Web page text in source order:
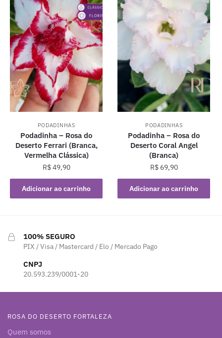
PODADINHAS
Podadinha – Rosa do
Deserto Ferrari (Branca,
Vermelha Clássica)
R$49,90
Adicionar ao carrinho
PODADINHAS
Podadinha – Rosa do
Deserto Coral Angel
(Branca)
R$69,90
Adicionar ao carrinho
100% SEGURO
PIX / Visa / Mastercard / Elo / Mercado Pago
CNPJ
20.593.239/0001-20
ROSA DO DESERTO FORTALEZA
Quem somos